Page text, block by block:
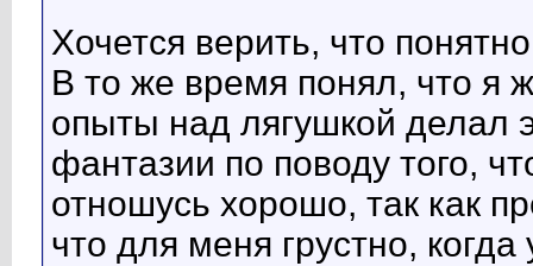
Хочется верить, что
В то же время понял, что я
опыты над лягушкой делал
фантазии по поводу того,
отношусь хорошо, так как
что для меня грустно,